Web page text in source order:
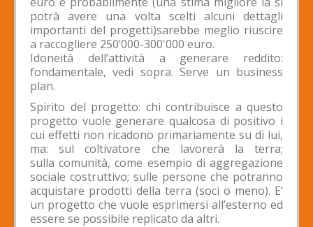
potrà avere una volta scelti alcuni dettagli
importanti del progetti)sarebbe meglio riuscire
a raccogliere 250’000-300'000 euro.
Idoneità dell’attività a generare reddito:
fondamentale, vedi sopra. Serve un business
plan.
Spirito del progetto: chi contribuisce a questo
progetto vuole generare qualcosa di positivo i
cui effetti non ricadono primariamente su di lui,
ma: sul coltivatore che lavorerà la terra;
sulla comunità, come esempio di aggregazione
sociale costruttivo; sulle persone che potranno
acquistare prodotti della terra (soci o meno). E’
un progetto che vuole esprimersi all’esterno ed
essere se possibile replicato da altri.